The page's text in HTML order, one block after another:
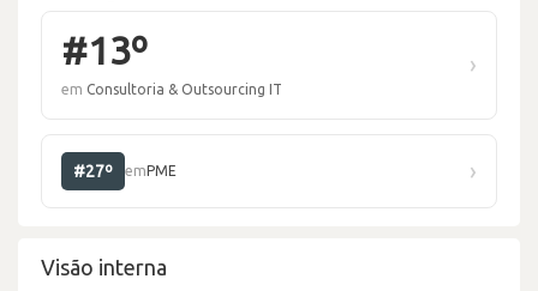
#13º
em Consultoria & Outsourcing IT
›
#27º em PME ›
Visão interna